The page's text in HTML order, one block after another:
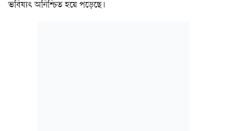
ভবিষ্যৎ অনিশ্চিত হয়ে পড়েছে।